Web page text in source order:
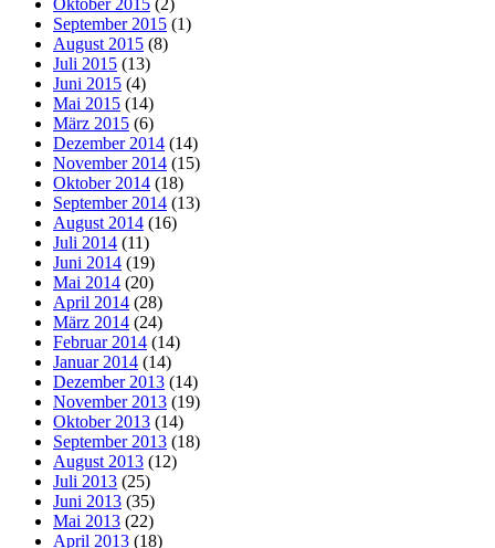
September 2015 (1)
August 2015 (8)
Juli 2015 (13)
Juni 2015 (4)
Mai 2015 (14)
März 2015 (6)
Dezember 2014 (14)
November 2014 (15)
Oktober 2014 (18)
September 2014 (13)
August 2014 (16)
Juli 2014 (11)
Juni 2014 (19)
Mai 2014 (20)
April 2014 (28)
März 2014 (24)
Februar 2014 (14)
Januar 2014 (14)
Dezember 2013 (14)
November 2013 (19)
Oktober 2013 (14)
September 2013 (18)
August 2013 (12)
Juli 2013 (25)
Juni 2013 (35)
Mai 2013 (22)
April 2013 (18)